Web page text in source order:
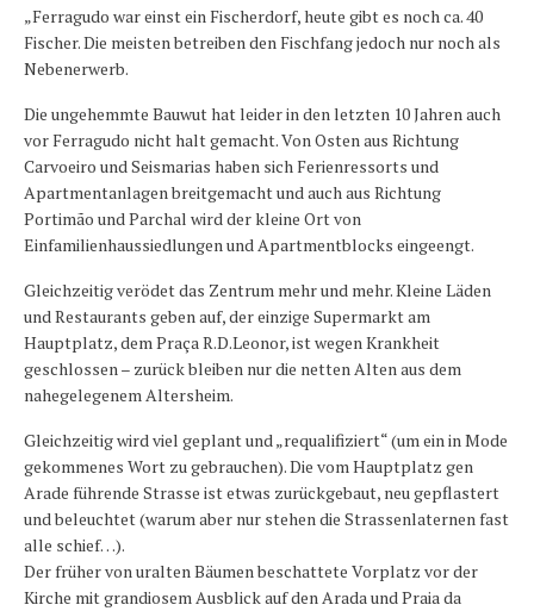
„Ferragudo war einst ein Fischerdorf, heute gibt es noch ca. 40
Fischer. Die meisten betreiben den Fischfang jedoch nur noch als
Nebenerwerb.
Die ungehemmte Bauwut hat leider in den letzten 10 Jahren auch
vor Ferragudo nicht halt gemacht. Von Osten aus Richtung
Carvoeiro und Seismarias haben sich Ferienressorts und
Apartmentanlagen breitgemacht und auch aus Richtung
Portimão und Parchal wird der kleine Ort von
Einfamilienhaussiedlungen und Apartmentblocks eingeengt.
Gleichzeitig verödet das Zentrum mehr und mehr. Kleine Läden
und Restaurants geben auf, der einzige Supermarkt am
Hauptplatz, dem Praça R.D.Leonor, ist wegen Krankheit
geschlossen – zurück bleiben nur die netten Alten aus dem
nahegelegenem Altersheim.
Gleichzeitig wird viel geplant und „requalifiziert“ (um ein in Mode
gekommenes Wort zu gebrauchen). Die vom Hauptplatz gen
Arade führende Strasse ist etwas zurückgebaut, neu gepflastert
und beleuchtet (warum aber nur stehen die Strassenlaternen fast
alle schief…).
Der früher von uralten Bäumen beschattete Vorplatz vor der
Kirche mit grandiosem Ausblick auf den Arada und Praia da